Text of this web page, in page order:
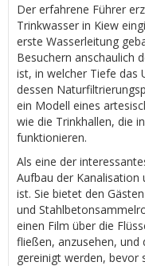
Der erfahrene Führer
Trinkwasser in Kiew
erste Wasserleitung
Besuchern anschaulich
ist, in welcher Tiefe das
dessen
ein Modell eines
wie die Trinkhallen, die
funktionieren.
Als eine der
Aufbau der Kanalisation
ist. Sie bietet den
und
einen Film über die
fließen, anzusehen, und
gereinigt werden, bevor